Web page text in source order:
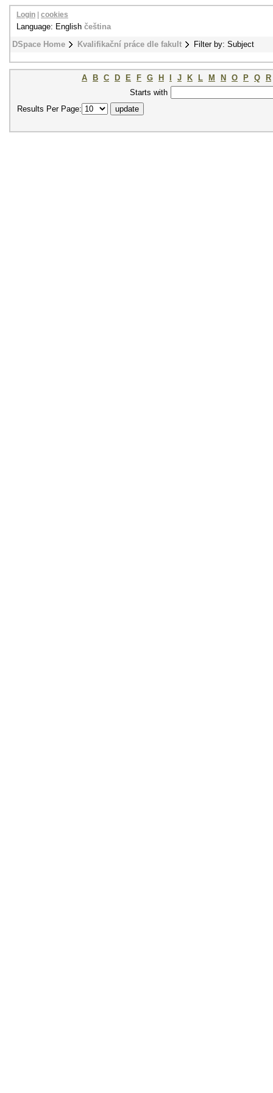
DSpace Home Kvalifikační práce dle fakult Filter by: Subject
Login cookies
Language: English čeština
A B C D E F G H J K L M N O P Q
R
Starts with
Results Per Page: